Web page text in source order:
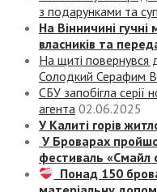
з подарунками та
На Вінничині
власників та
На щиті повернувся
Солодкий Серафим
СБУ запобігла серії
агента 02.06.2025
У Калиті горів
У Броварах
фестиваль «Смайл
Понад 150